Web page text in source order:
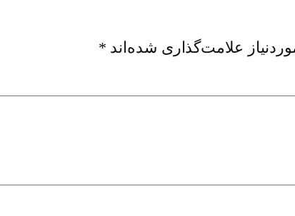
علامت‌گذاری شده‌اند *